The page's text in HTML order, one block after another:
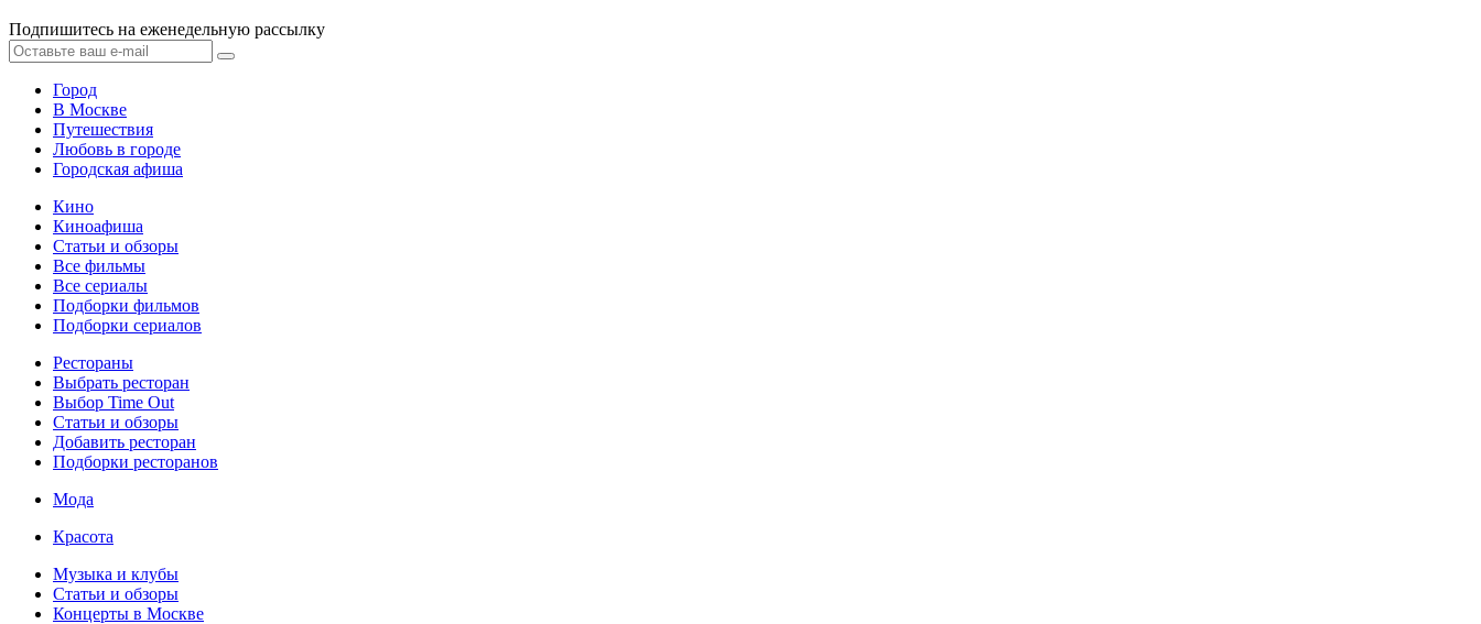
Подпишитесь на еженедельную рассылку
Город
В Москве
Путешествия
Любовь в городе
Городская афиша
Кино
Киноафиша
Статьи и обзоры
Все фильмы
Все сериалы
Подборки фильмов
Подборки сериалов
Рестораны
Выбрать ресторан
Выбор Time Out
Статьи и обзоры
Добавить ресторан
Подборки ресторанов
Мода
Красота
Музыка и клубы
Статьи и обзоры
Концерты в Москве